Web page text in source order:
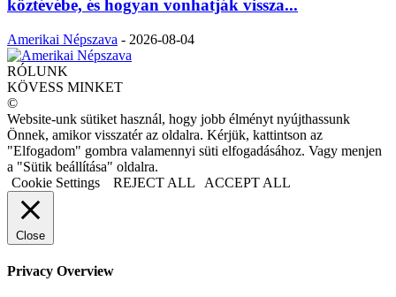
köztévébe, és hogyan vonhatják vissza...
Amerikai Népszava - 2026-08-04
RÓLUNK
KÖVESS MINKET
©
Website-unk sütiket használ, hogy jobb élményt nyújthassunk
Önnek, amikor visszatér az oldalra. Kérjük, kattintson az
"Elfogadom" gombra valamennyi süti elfogadásához. Vagy menjen
a "Sütik beállítása" oldalra.
Cookie Settings
REJECT ALL ACCEPT ALL
Close
Privacy Overview